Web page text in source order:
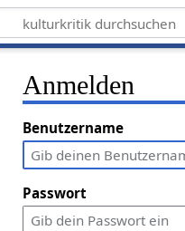
Anmelden
Benutzername
Passwort